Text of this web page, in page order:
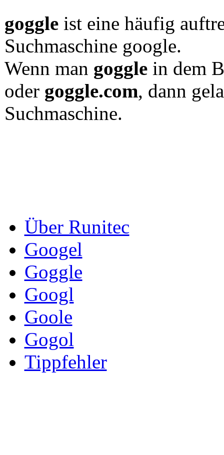
goggleist eine häufig
Suchmaschine google.
Wenn man gogglein dem
oder goggle.com, dann
Suchmaschine.
Über Runitec
Googel
Goggle
Googl
Goole
Gogol
Tippfehler